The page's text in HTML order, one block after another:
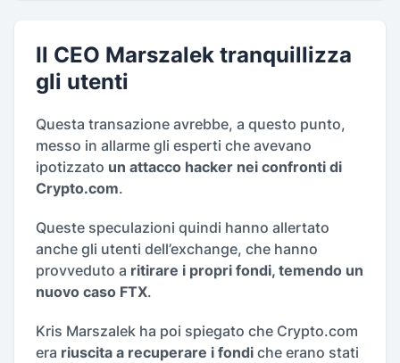
Il CEO Marszalek tranquillizza
gli utenti
Questa transazione avrebbe, a questo punto,
messo in allarme gli esperti che avevano
ipotizzato un attacco hacker nei confronti di
Crypto.com.
Queste speculazioni quindi hanno allertato
anche gli utenti dell’exchange, che hanno
provveduto a ritirare i propri fondi, temendo un
nuovo caso FTX.
Kris Marszalek ha poi spiegato che Crypto.com
era riuscita a recuperare i fondi che erano stati